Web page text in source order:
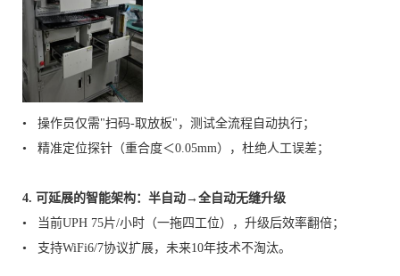
• 操作员仅需"扫码-取放板"，测试全流程自动执行；
• 精准定位探针（重合度＜0.05mm），杜绝人工误差；
4. 可延展的智能架构：半自动→全自动无缝升级
• 当前UPH 75片/小时（一拖四工位），升级后效率翻倍；
• 支持WiFi6/7协议扩展，未来10年技术不淘汰。